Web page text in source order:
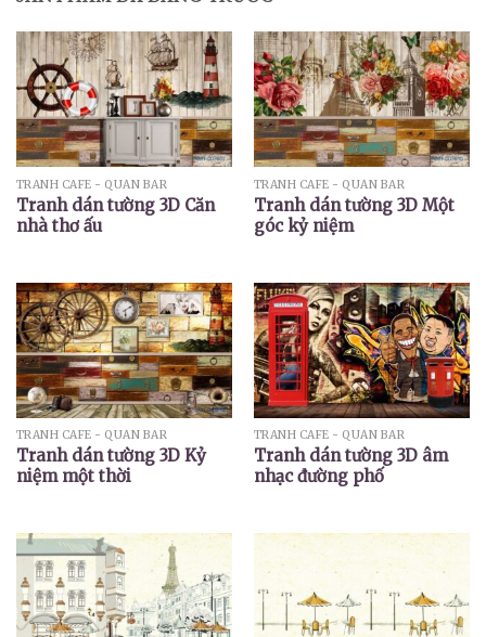
TRANH CAFE - QUÁN BAR
Tranh dán tường 3D Căn
nhà thơ ấu
TRANH CAFE - QUÁN BAR
Tranh dán tường 3D Một
góc kỷ niệm
TRANH CAFE - QUÁN BAR
Tranh dán tường 3D Kỷ
niệm một thời
TRANH CAFE - QUÁN BAR
Tranh dán tường 3D âm
nhạc đường phố